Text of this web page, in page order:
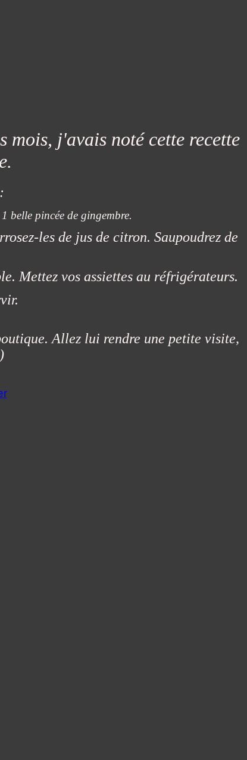
mois, j'avais noté cette recette
belle pincée de gingembre.
les de jus de citron. Saupoudrez de
Mettez vos assiettes au réfrigérateurs.
Allez lui rendre une petite visite,